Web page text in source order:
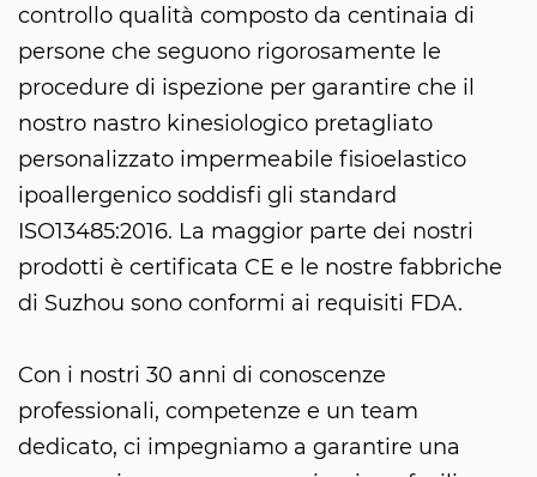
controllo qualità composto da centinaia di
persone che seguono rigorosamente le
procedure di ispezione per garantire che il
nostro nastro kinesiologico pretagliato
personalizzato impermeabile fisioelastico
ipoallergenico soddisfi gli standard
ISO13485:2016. La maggior parte dei nostri
prodotti è certificata CE e le nostre fabbriche
di Suzhou sono conformi ai requisiti FDA.
Con i nostri 30 anni di conoscenze
professionali, competenze e un team
dedicato, ci impegniamo a garantire una